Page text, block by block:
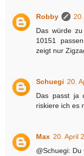
Robby
Das würde
10151
zeigt nur
Schuegi 20.
Das passt ja
riskiere ich es
Max 20. April
@Schuegi: